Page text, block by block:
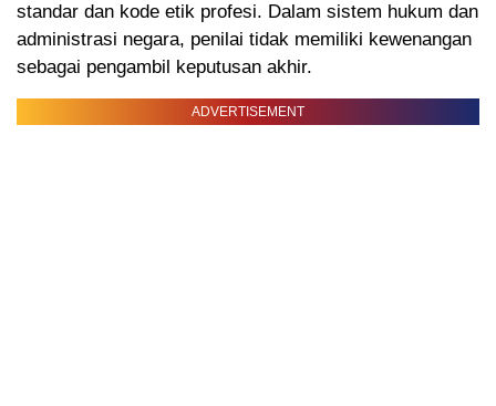
standar dan kode etik profesi. Dalam sistem hukum dan
administrasi negara, penilai tidak memiliki kewenangan
sebagai pengambil keputusan akhir.
ADVERTISEMENT